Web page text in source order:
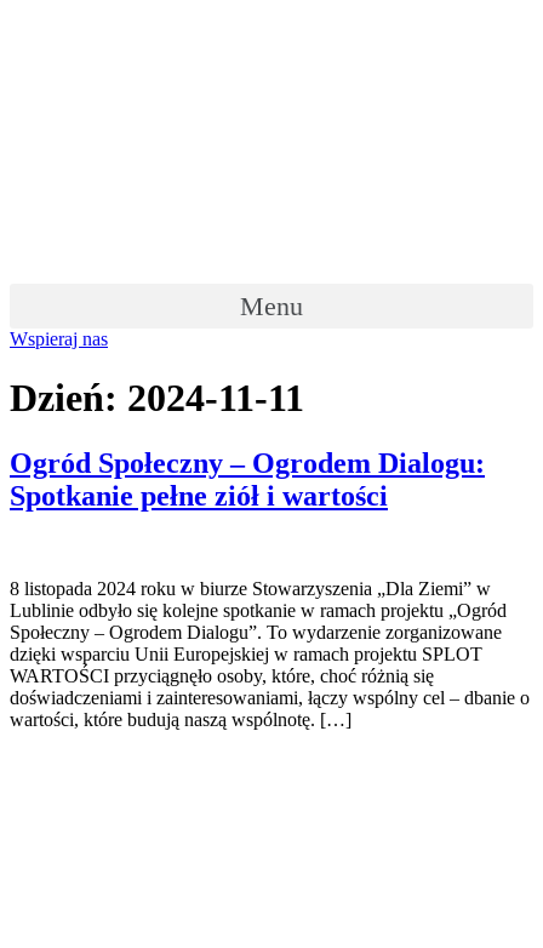
Menu
Wspieraj nas
Dzień: 2024-11-11
Ogród Społeczny – Ogrodem Dialogu:
Spotkanie pełne ziół i wartości
8 listopada 2024 roku w biurze Stowarzyszenia „Dla Ziemi” w
Lublinie odbyło się kolejne spotkanie w ramach projektu „Ogród
Społeczny – Ogrodem Dialogu”. To wydarzenie zorganizowane
dzięki wsparciu Unii Europejskiej w ramach projektu SPLOT
WARTOŚCI przyciągnęło osoby, które, choć różnią się
doświadczeniami i zainteresowaniami, łączy wspólny cel – dbanie o
wartości, które budują naszą wspólnotę. […]